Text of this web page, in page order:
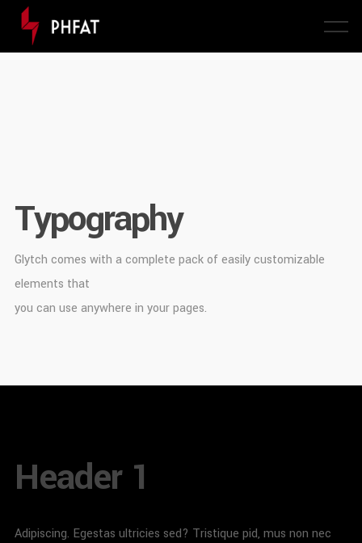
Typography
Glytch comes with a complete pack of easily customizable
elements that
you can use anywhere in your pages.
Header 1
Adipiscing. Egestas ultricies sed? Tristique pid, mus non nec